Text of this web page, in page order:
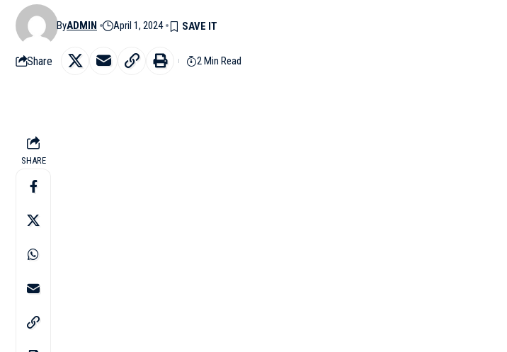
ByADMIN April 1, 2024
Share 2 Min Read
SHARE